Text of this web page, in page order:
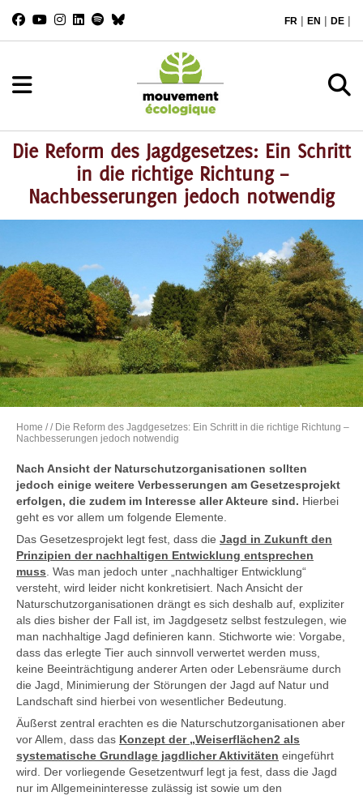
FR | EN | DE |
Die Reform des Jagdgesetzes: Ein Schritt
in die richtige Richtung –
Nachbesserungen jedoch notwendig
Home // Die Reform des Jagdgesetzes: Ein Schritt in die richtige Richtung –
Nachbesserungen jedoch notwendig
Nach Ansicht der Naturschutzorganisationen sollten
jedoch einige weitere Verbesserungen am Gesetzesprojekt
erfolgen, die zudem im Interesse aller Akteure sind. Hierbei
geht es vor allem um folgende Elemente.
Das Gesetzesprojekt legt fest, dass die Jagd in Zukunft den
Prinzipien der nachhaltigen Entwicklung entsprechen
muss . Was man jedoch unter „nachhaltiger Entwicklung“
versteht, wird leider nicht konkretisiert. Nach Ansicht der
Naturschutzorganisationen drängt es sich deshalb auf, expliziter
als dies bisher der Fall ist, im Jagdgesetz selbst festzulegen, wie
man nachhaltige Jagd definieren kann. Stichworte wie: Vorgabe,
dass das erlegte Tier auch sinnvoll verwertet werden muss,
keine Beeinträchtigung anderer Arten oder Lebensräume durch
die Jagd, Minimierung der Störungen der Jagd auf Natur und
Landschaft sind hierbei von wesentlicher Bedeutung.
Äußerst zentral erachten es die Naturschutzorganisationen aber
vor Allem, dass das Konzept der „Weiserflächen2 als
systematische Grundlage jagdlicher Aktivitäten eingeführt
wird. Der vorliegende Gesetzentwurf legt ja fest, dass die Jagd
nur im Allgemeininteresse zulässig ist sowie um den